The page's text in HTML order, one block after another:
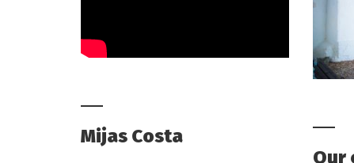
Mijas Costa
Our